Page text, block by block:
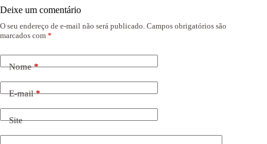
Deixe um comentário
O seu endereço de e-mail não será publicado. Campos obrigatórios são
marcados com *
Nome*
E-mail*
Site